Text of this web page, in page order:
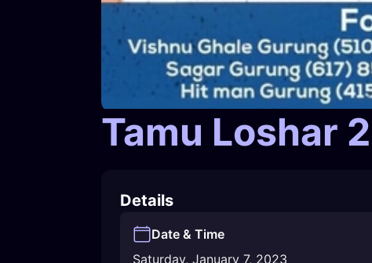
Tamu Loshar
Details
Date & Time
Saturday, January 7, 2023